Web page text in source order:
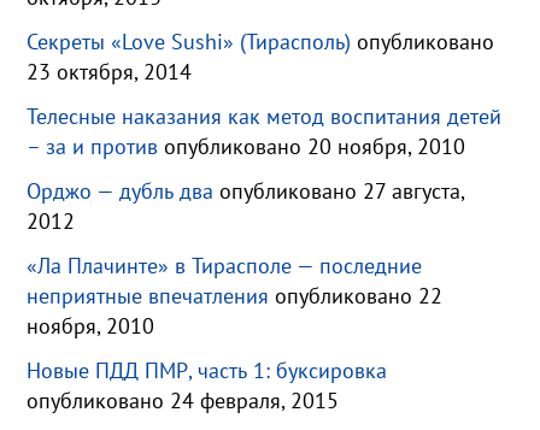
Секреты «Love Sushi» (Тирасполь) опубликовано
23 октября, 2014
Телесные наказания как метод воспитания детей
– за и против опубликовано 20 ноября, 2010
Орджо — дубль два опубликовано 27 августа,
2012
«Ла Плачинте» в Тирасполе — последние
неприятные впечатления опубликовано 22
ноября, 2010
Новые ПДД ПМР, часть 1: буксировка
опубликовано 24 февраля, 2015